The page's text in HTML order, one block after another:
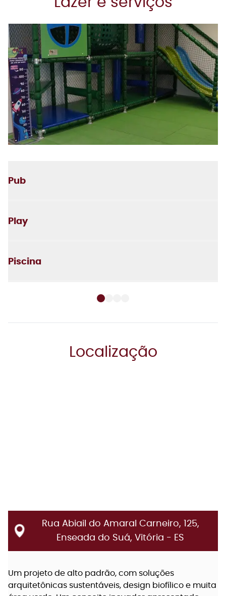
Pub
Play
Piscina
Localização
Rua Abiail do Amaral Carneiro, 125,
Enseada do Suá, Vitória - ES
Um projeto de alto padrão, com soluções
arquitetônicas sustentáveis, design biofílico e muita